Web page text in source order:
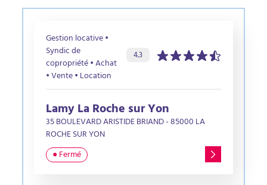
Gestion locative •
Syndic de
copropriété • Achat
• Vente • Location
Évaluation de l’agence :
4.3sur 5 étoiles
Lamy La Roche sur Yon
35 BOULEVARD ARISTIDE BRIAND - 85000 LA
ROCHE SUR YON
● Fermé